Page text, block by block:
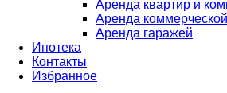
Аренда квартир и
Аренда
Аренда гаражей
Ипотека
Контакты
Избранное